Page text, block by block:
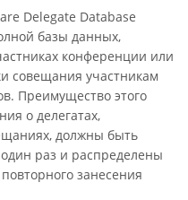
Delegate Database
базы данных,
конференции или
совещания участникам
Преимущество этого
о делегатах,
должны быть
раз и распределены
занесения